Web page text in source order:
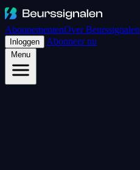
AbonnementenOver Beurssignalen
Inloggen Abonneer nu
Menu